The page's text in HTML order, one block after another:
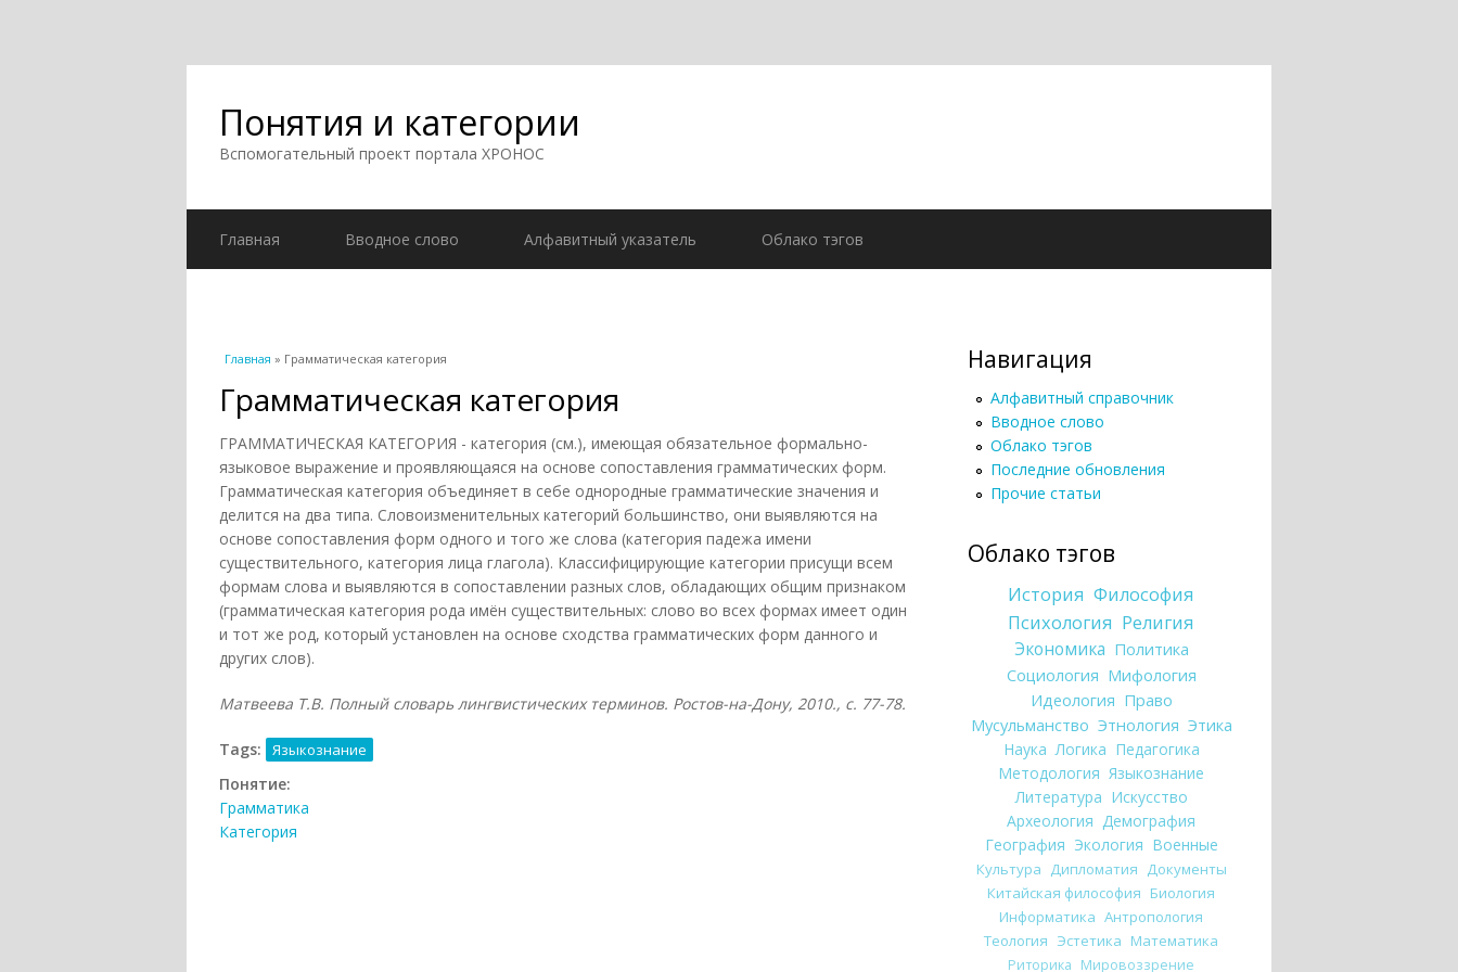
Понятия и категории
Вспомогательный проект портала ХРОНОС
Главная Вводное слово Алфавитный указатель Облако тэгов
Вы здесь
Главная » Грамматическая категория
Грамматическая категория
ГРАММАТИЧЕСКАЯ КАТЕГОРИЯ - категория (см.), имеющая обязательное формально-
языковое выражение и проявляющаяся на основе сопоставления грамматических форм.
Грамматическая категория объединяет в себе однородные грамматические значения и
делится на два типа. Словоизменительных категорий большинство, они выявляются на
основе сопоставления форм одного и того же слова (категория падежа имени
существительного, категория лица глагола). Классифицирующие категории присущи всем
формам слова и выявляются в сопоставлении разных слов, обладающих общим признаком
(грамматическая категория рода имён существительных: слово во всех формах имеет один
и тот же род, который установлен на основе сходства грамматических форм данного и
других слов).
Матвеева Т.В. Полный словарь лингвистических терминов. Ростов-на-Дону, 2010., с. 77-78.
Tags: Языкознание
Понятие:
Грамматика
Категория
Навигация
Алфавитный справочник
Вводное слово
Облако тэгов
Последние обновления
Прочие статьи
Облако тэгов
История Философия
Психология Религия
Экономика Политика
Социология Мифология
Идеология Право
Мусульманство Этнология Этика
Наука Логика Педагогика
Методология Языкознание
Литература Искусство
Археология Демография
География Экология Военные
Культура Дипломатия Документы
Китайская философия Биология
Информатика Антропология
Теология Эстетика Математика
Риторика Мировоззрение